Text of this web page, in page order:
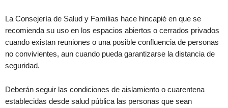
La Consejería de Salud y Familias hace hincapié en que se
recomienda su uso en los espacios abiertos o cerrados privados
cuando existan reuniones o una posible confluencia de personas
no convivientes, aun cuando pueda garantizarse la distancia de
seguridad.
Deberán seguir las condiciones de aislamiento o cuarentena
establecidas desde salud pública las personas que sean